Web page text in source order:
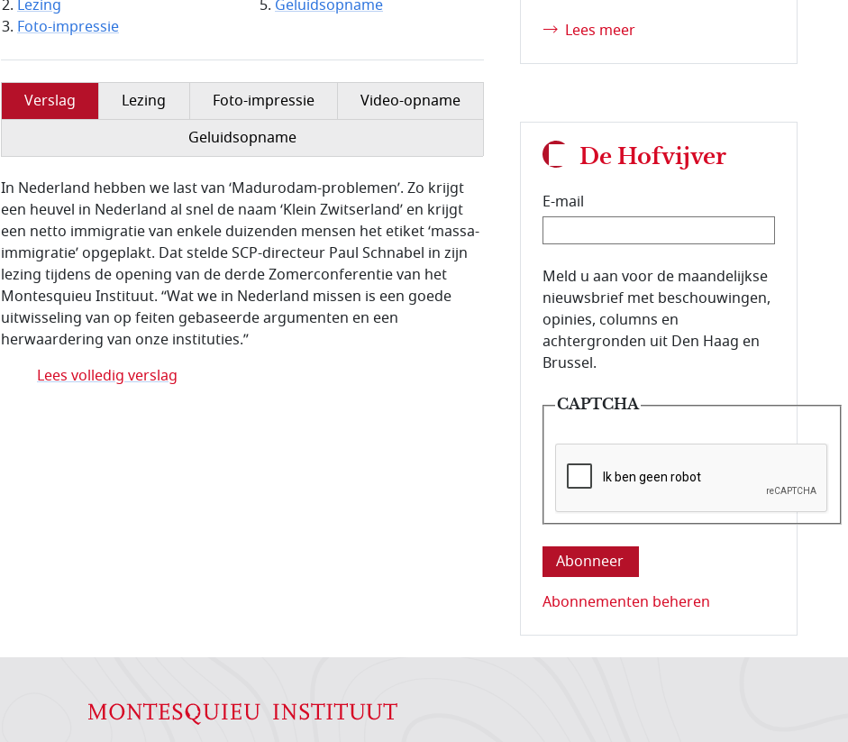
Lezing
Foto-impressie
Geluidsopname
Verslag Lezing Foto-impressie
Video-opname
Geluidsopname
In Nederland hebben we last van ‘Madurodam-problemen’. Zo krijgt
een heuvel in Nederland al snel de naam ‘Klein Zwitserland’ en krijgt
een netto immigratie van enkele duizenden mensen het etiket ‘massa-
immigratie’ opgeplakt. Dat stelde SCP-directeur Paul Schnabel in zijn
lezing tijdens de opening van de derde Zomerconferentie van het
Montesquieu Instituut. “Wat we in Nederland missen is een goede
uitwisseling van op feiten gebaseerde argumenten en een
herwaardering van onze instituties.”
Lees volledig verslag
Lees meer
De Hofvijver
E-mail
E-mailadres van de abonnee.
Meld u aan voor de maandelijkse
nieuwsbrief met beschouwingen,
opinies, columns en
achtergronden uit Den Haag en
Brussel.
CAPTCHA
Deze vraag is om te controleren dat u
Abonnementen beheren